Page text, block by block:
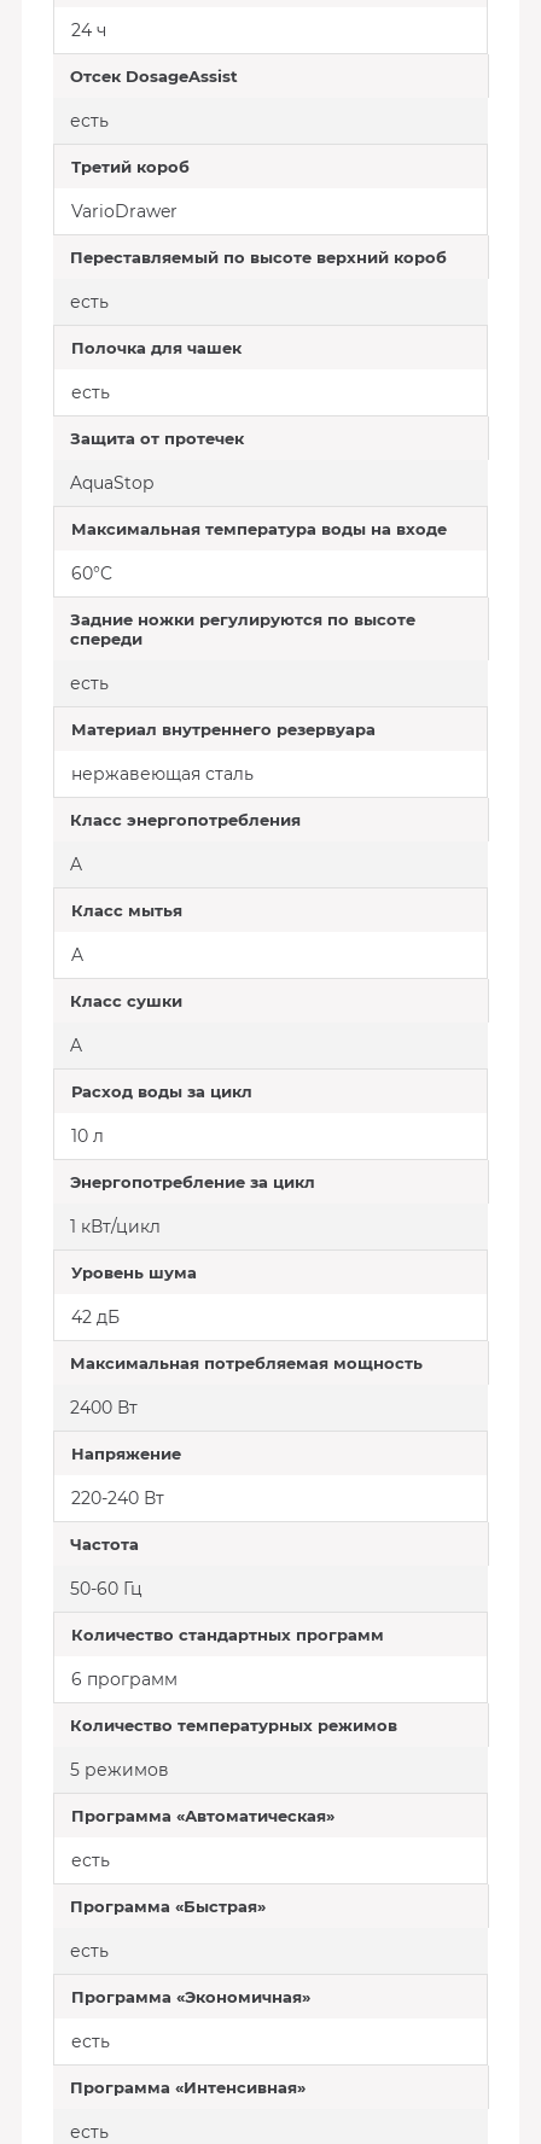
24 ч
Отсек DosageAssist
есть
Третий короб
VarioDrawer
Переставляемый по высоте верхний короб
есть
Полочка для чашек
есть
Защита от протечек
AquaStop
Максимальная температура воды на входе
60°C
Задние ножки регулируются по высоте
спереди
есть
Материал внутреннего резервуара
нержавеющая сталь
Класс энергопотребления
A
Класс мытья
A
Класс сушки
A
Расход воды за цикл
10 л
Энергопотребление за цикл
1 кВт/цикл
Уровень шума
42 дБ
Максимальная потребляемая мощность
2400 Вт
Напряжение
220-240 Вт
Частота
50-60 Гц
Количество стандартных программ
6 программ
Количество температурных режимов
5 режимов
Программа «Автоматическая»
есть
Программа «Быстрая»
есть
Программа «Экономичная»
есть
Программа «Интенсивная»
есть